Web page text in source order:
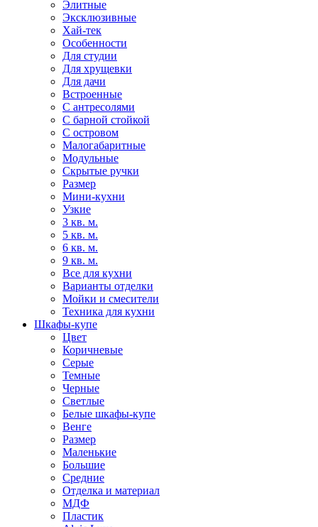
Элитные
Эксклюзивные
Хай-тек
Особенности
Для студии
Для хрущевки
Для дачи
Встроенные
С антресолями
С барной стойкой
С островом
Малогабаритные
Модульные
Скрытые ручки
Размер
Мини-кухни
Узкие
3 кв. м.
5 кв. м.
6 кв. м.
9 кв. м.
Все для кухни
Варианты отделки
Мойки и смесители
Техника для кухни
Шкафы-купе
Цвет
Коричневые
Серые
Темные
Черные
Светлые
Белые шкафы-купе
Венге
Размер
Маленькие
Большие
Средние
Отделка и материал
МДФ
Пластик